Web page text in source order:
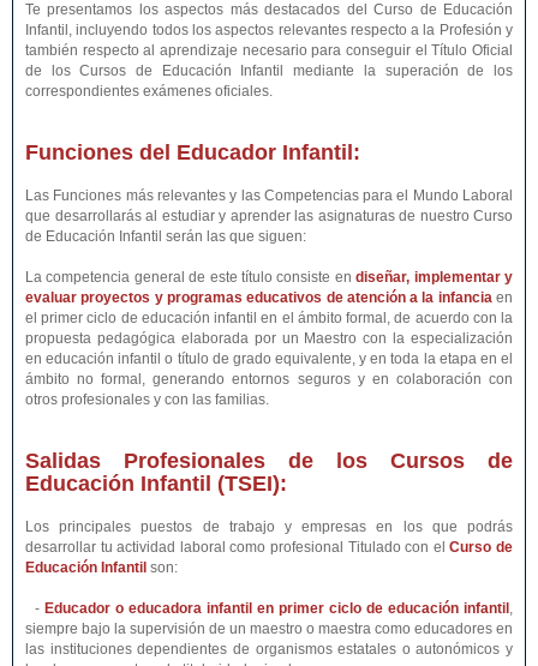
Te presentamos los aspectos más destacados del Curso de Educación
Infantil, incluyendo todos los aspectos relevantes respecto a la Profesión y
también respecto al aprendizaje necesario para conseguir el Título Oficial
de los Cursos de Educación Infantil mediante la superación de los
correspondientes exámenes oficiales.
Funciones del Educador Infantil:
Las Funciones más relevantes y las Competencias para el Mundo Laboral
que desarrollarás al estudiar y aprender las asignaturas de nuestro Curso
de Educación Infantil serán las que siguen:
La competencia general de este título consiste endiseñar, implementar y
evaluar proyectos y programas educativos de atención a la infanciaen
el primer ciclo de educación infantil en el ámbito formal, de acuerdo con la
propuesta pedagógica elaborada por un Maestro con la especialización
en educación infantil o título de grado equivalente, y en toda la etapa en el
ámbito no formal, generando entornos seguros y en colaboración con
otros profesionales y con las familias.
Salidas Profesionales de los Cursos de
Educación Infantil (TSEI):
Los principales puestos de trabajo y empresas en los que podrás
desarrollar tu actividad laboral como profesional Titulado con elCurso de
Educación Infantil son:
- Educador o educadora infantil en primer ciclo de educación infantil ,
siempre bajo la supervisión de un maestro o maestra como educadores en
las instituciones dependientes de organismos estatales o autonómicos y